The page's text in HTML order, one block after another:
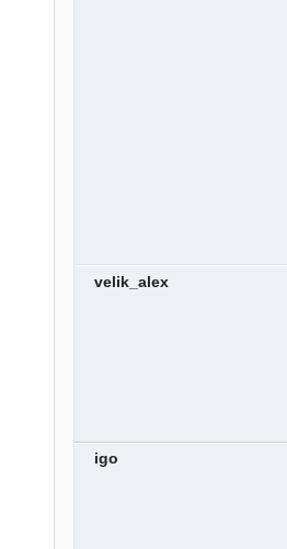
velik_alex
igo